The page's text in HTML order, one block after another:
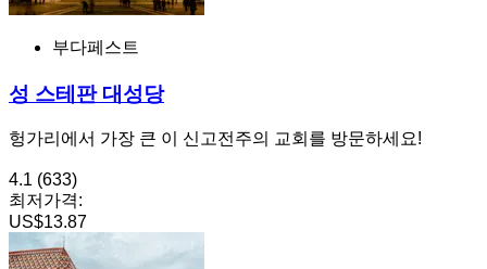
부다페스트
성 스테판 대성당
헝가리에서 가장 큰 이 신고전주의 교회를 방문하세요!
4.1 (633)
최저가격:
US$13.87